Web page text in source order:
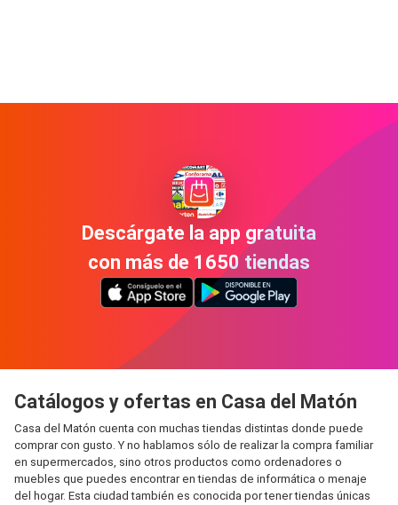
Descárgate la app gratuita
con más de 1650 tiendas
Catálogos y ofertas en Casa del Matón
Casa del Matón cuenta con muchas tiendas distintas donde puede
comprar con gusto. Y no hablamos sólo de realizar la compra familiar
en supermercados, sino otros productos como ordenadores o
muebles que puedes encontrar en tiendas de informática o menaje
del hogar. Esta ciudad también es conocida por tener tiendas únicas